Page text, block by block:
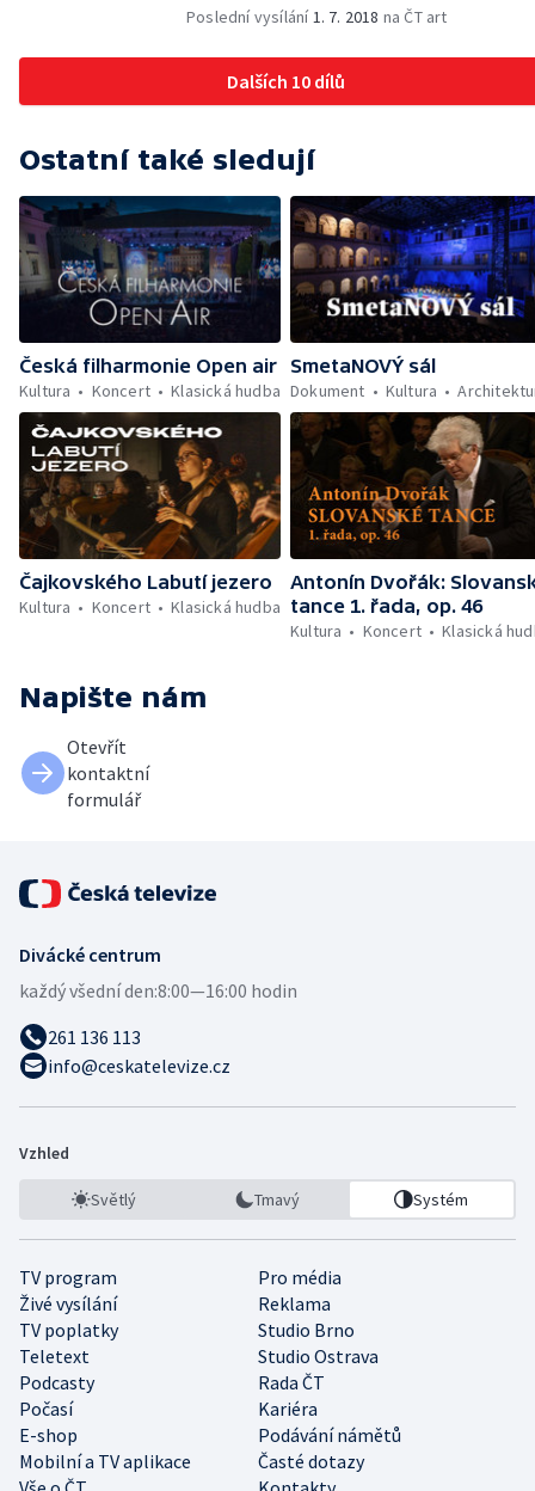
Poslední vysílání1. 7. 2018 na ČT art
Dalších 10 dílů
Ostatní také sledují
Česká filharmonie Open air
Kultura
Koncert Klasická hudba
SmetaNOVÝ sál
Dokument
Kultura
Čajkovského Labutí jezero
Kultura
Koncert Klasická hudba
Antonín Dvořák:
tance 1. řada, op. 46
Kultura
Koncert Klasická
Napište nám
Otevřít
kontaktní
formulář
Divácké centrum
každý všední den:8:00—16:00 hodin
261 136 113
info@ceskatelevize.cz
Vzhled
Světlý Tmavý Systém
TV program
Pro média
Živé vysílání
Reklama
TV poplatky
Studio Brno
Teletext
Studio Ostrava
Podcasty
Rada ČT
Počasí
Kariéra
E-shop
Podávání námětů
Mobilní a TV aplikace
Časté dotazy